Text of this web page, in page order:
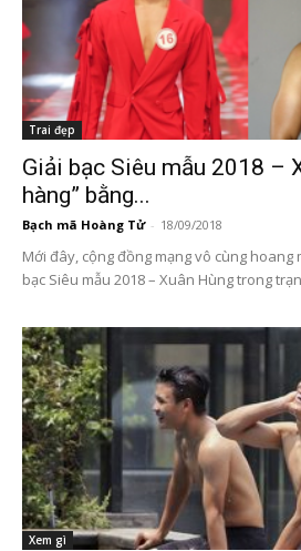
Trai đẹp
Giải bạc Siêu mẫu 2018 –
hàng” bằng...
Bạch mã Hoàng Tử - 18/09/2018
Mới đây, cộng đồng mạng vô cùng hoang
bạc Siêu mẫu 2018 – Xuân Hùng trong
Xem gì